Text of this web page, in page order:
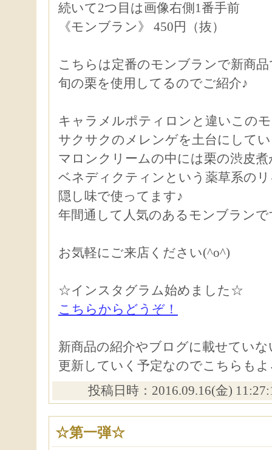
続いて2つ目は画像右側1番手前
《モンブラン》 450円（抜）
こちらは定番のモンブランで新商
旬の栗を使用してるのでご紹介♪
キャラメルポティロンと違いこの
サクサクのメレンゲを土台にして
マロンクリームの中には栗の渋皮
ベネディクティンという薬草系の
隠し味で使ってます♪
年間通して人気のあるモンブラン
お気軽にご来店ください(^o^)
☆インスタグラム始めました☆
こちらからどうぞ！
新商品の紹介やブログに載せてい
更新していく予定なのでこちらも
投稿日時：2016.09.16(金)
☆第一弾☆